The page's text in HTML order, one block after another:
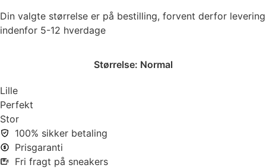
Din valgte størrelse er på bestilling, forvent derfor levering
indenfor 5-12 hverdage
Størrelse: Normal
Lille
Perfekt
Stor
100% sikker betaling
Prisgaranti
Fri fragt på sneakers